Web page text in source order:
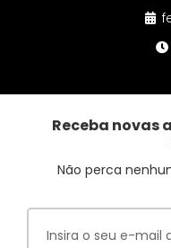
Receba novas
Não perca